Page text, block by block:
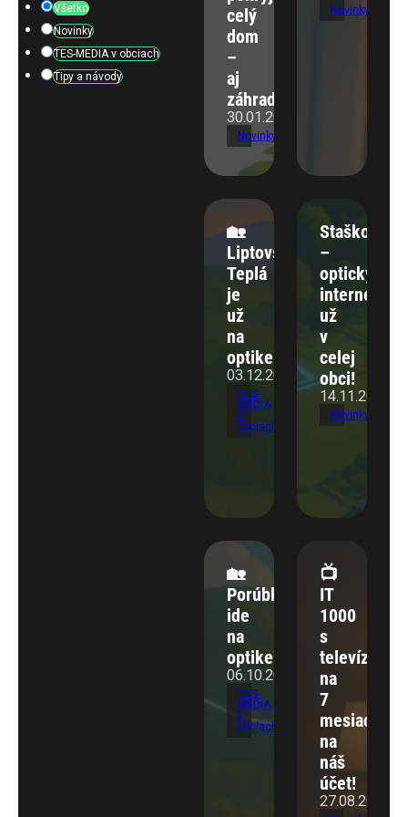
Všetko
Novinky
TES-MEDIA v obciach
Tipy a návody
celý
dom
–
aj
záhradu
30.01.2026
Novinky
Novinky
🏡
Liptovská
Teplá
je
už
na
optike!
03.12.2025
TES-
MEDIA
v
obciach
Staškov
–
optický
internet
už
v
celej
obci!
14.11.2025
Novinky
🏡
Porúbka
ide
na
optike!
06.10.2025
TES-
MEDIA
v
obciach
📺
IT
1000
s
televíziou
na
7
mesiacov
na
náš
účet!
27.08.2025